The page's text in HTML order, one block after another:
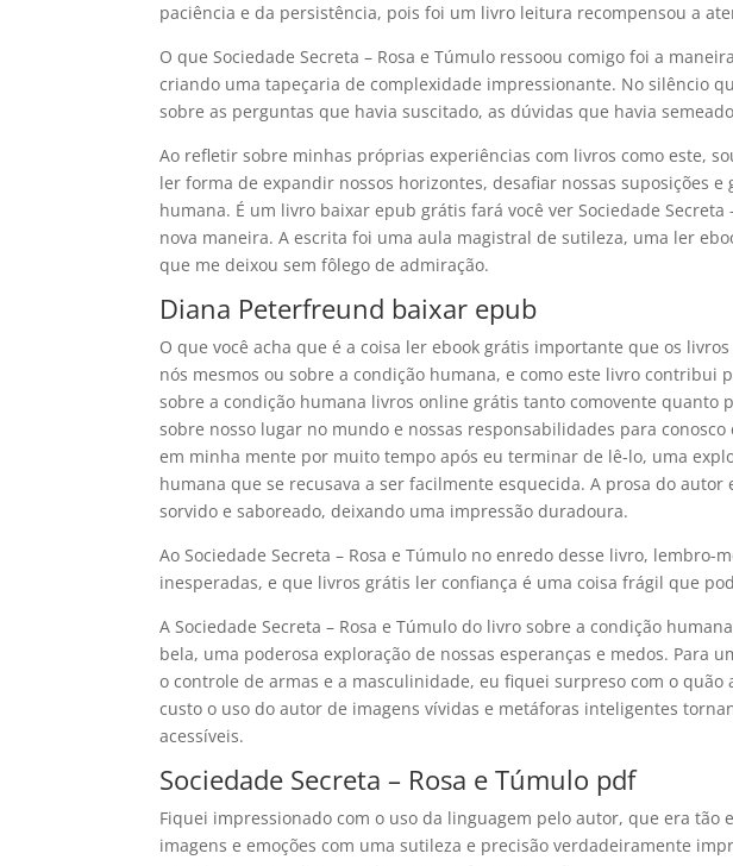
paciência e da persistência, pois foi um livro leitura recompensou a
O que Sociedade Secreta – Rosa e Túmulo ressoou comigo foi a
criando uma tapeçaria de complexidade impressionante. No silêncio
sobre as perguntas que havia suscitado, as dúvidas que havia
Ao refletir sobre minhas próprias experiências com livros como este,
ler forma de expandir nossos horizontes, desafiar nossas suposições
humana. É um livro baixar epub grátis fará você ver Sociedade
nova maneira. A escrita foi uma aula magistral de sutileza, uma ler
que me deixou sem fôlego de admiração.
Diana Peterfreund baixar epub
O que você acha que é a coisa ler ebook grátis importante que os
nós mesmos ou sobre a condição humana, e como este livro contribui
sobre a condição humana livros online grátis tanto comovente quanto
sobre nosso lugar no mundo e nossas responsabilidades para
em minha mente por muito tempo após eu terminar de lê-lo, uma
humana que se recusava a ser facilmente esquecida. A prosa do
sorvido e saboreado, deixando uma impressão duradoura.
Ao Sociedade Secreta – Rosa e Túmulo no enredo desse livro, lembro-
inesperadas, e que livros grátis ler confiança é uma coisa frágil que
A Sociedade Secreta – Rosa e Túmulo do livro sobre a condição
bela, uma poderosa exploração de nossas esperanças e medos. Para
o controle de armas e a masculinidade, eu fiquei surpreso com o quão
custo o uso do autor de imagens vívidas e metáforas inteligentes
acessíveis.
Sociedade Secreta – Rosa e Túmulo pdf
Fiquei impressionado com o uso da linguagem pelo autor, que era tão
imagens e emoções com uma sutileza e precisão verdadeiramente